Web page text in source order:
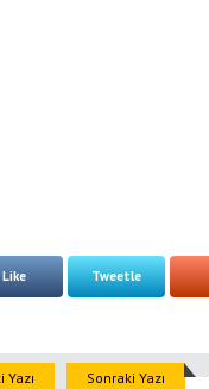
Like Tweetle
Yazı Sonraki Yazı